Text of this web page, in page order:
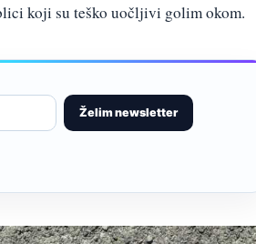
koji su teško uočljivi golim okom.
Želim newsletter